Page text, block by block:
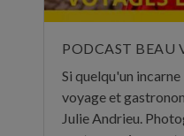
Si quelqu'un
voyage et
Julie Andrieu.